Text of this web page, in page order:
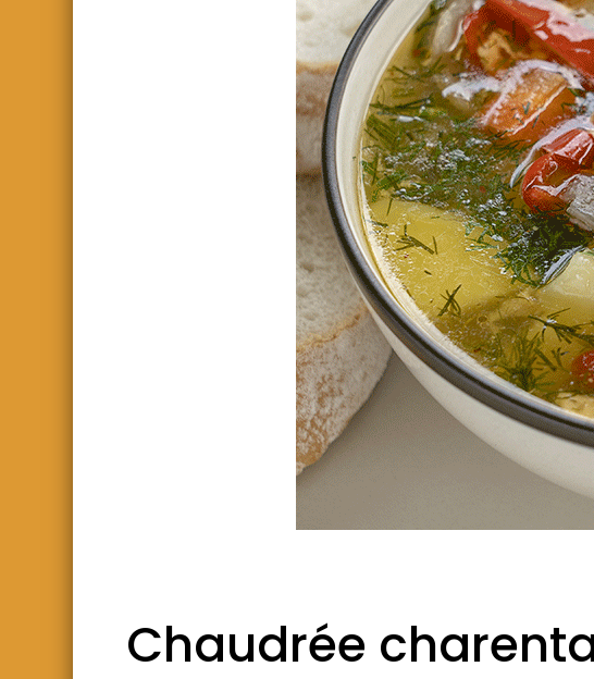
Chaudrée